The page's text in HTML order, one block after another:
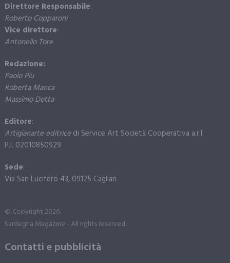
Direttore Responsabile:
Roberto Copparoni
Vice direttore:
Antonello Tore
Redazione:
Paolo Piu
Roberta Manca
Massimo Dotta
Editore:
Artigianarte editricedi Service Art Società Cooperativa a.r.l.
P.I. 02010850929
Sede:
Via San Lucifero 43, 09125 Cagliari
© Copyright 2026.
Sardegna Magazine - All rights reserved.
Contatti e pubblicità